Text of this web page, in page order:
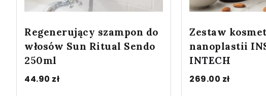
Regenerujący szampon do
włosów Sun Ritual Sendo
250ml
44.90 zł
Zestaw
nanoplastii
INTECH
269.00 zł